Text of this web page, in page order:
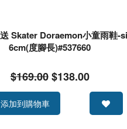
Skater Doraemon小童雨鞋-
6cm(度腳長)#537660
$169.00$138.00
添加到購物車